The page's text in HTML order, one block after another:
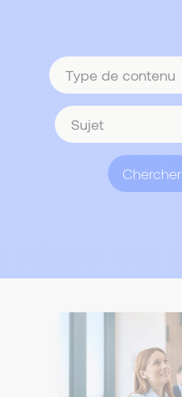
Type
de
contenu
Sujet
Chercher